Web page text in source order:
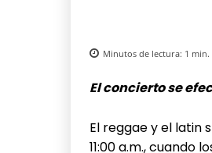
Minutos de lectura: 1 min.
El concierto se
El reggae y el latin
11:00 a.m., cuando